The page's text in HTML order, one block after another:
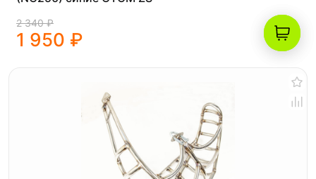
2 340 ₽
1 950 ₽